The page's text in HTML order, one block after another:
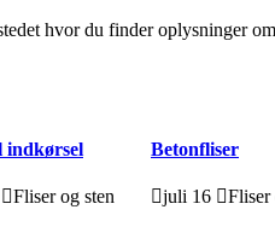
hvor du finder oplysninger
indkørsel
Fliser og sten
Betonfliser
juli 16 Fliser